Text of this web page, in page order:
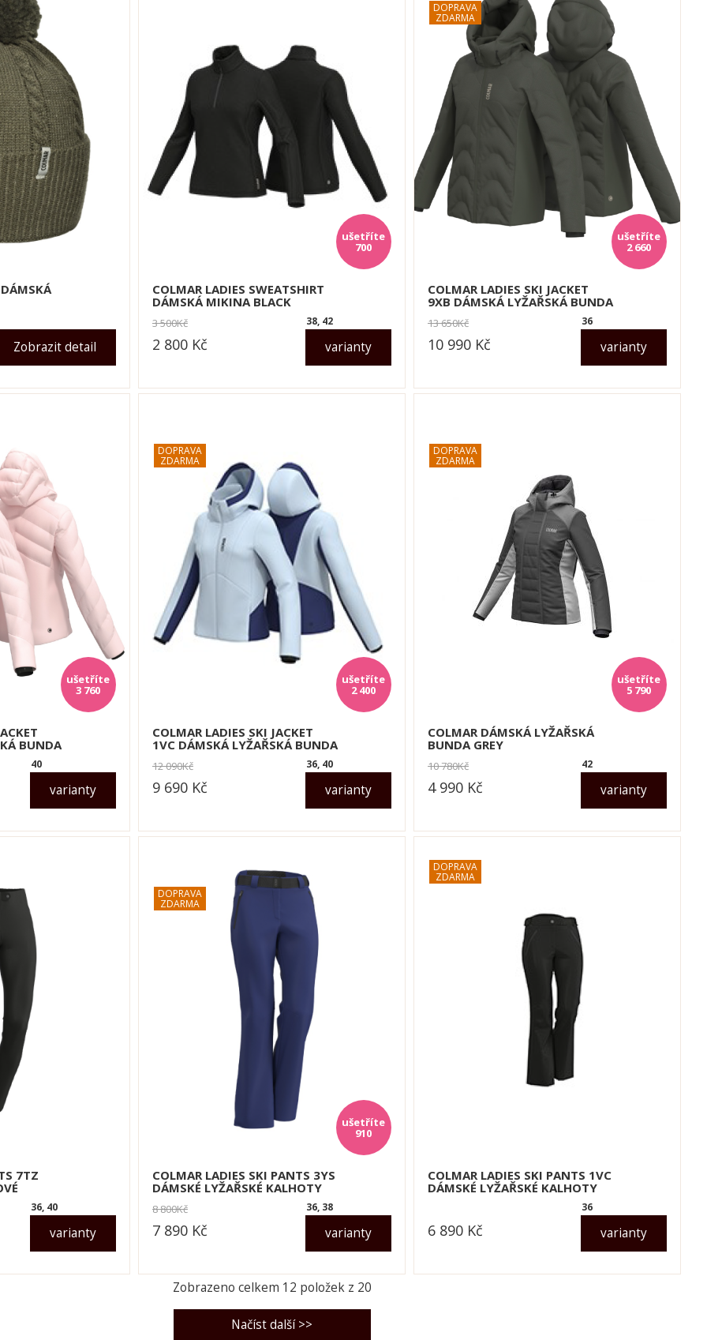
Zobrazit detail
COLMAR LADIES SWEATSHIRT
DÁMSKÁ MIKINA BLACK
varianty
38, 42
2 800 Kč
700
3 500Kč
COLMAR LADIES SKI JACKET
9XB DÁMSKÁ LYŽAŘSKÁ BUNDA
varianty
36
10 990 Kč
2 660
13 650Kč
BUNDA
varianty
40
3 760
COLMAR LADIES SKI JACKET
1VC DÁMSKÁ LYŽAŘSKÁ BUNDA
varianty
36, 40
9 690 Kč
2 400
12 090Kč
COLMAR DÁMSKÁ LYŽAŘSKÁ
BUNDA GREY
varianty
42
4 990 Kč
5 790
10 780Kč
7TZ
varianty
36, 40
COLMAR LADIES SKI PANTS 3YS
DÁMSKÉ LYŽAŘSKÉ KALHOTY
varianty
36, 38
7 890 Kč
910
8 800Kč
COLMAR LADIES SKI PANTS 1VC
DÁMSKÉ LYŽAŘSKÉ KALHOTY
varianty
36
6 890 Kč
Zobrazeno celkem 12 položek z 20